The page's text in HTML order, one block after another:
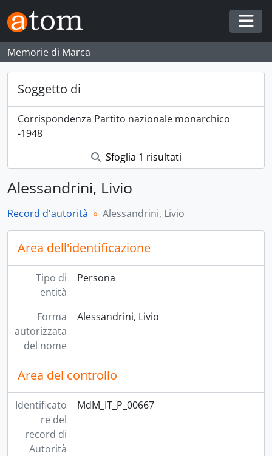
Skip to main content
Memorie di Marca
Soggetto di
Corrispondenza Partito nazionale monarchico
-1948
Sfoglia 1 risultati
Alessandrini, Livio
Record d'autorità Alessandrini, Livio
Area dell'identificazione
Tipo di
entità
Persona
Forma
autorizzata
del nome
Alessandrini, Livio
Area del controllo
Identificato
re del
record di
Autorità
MdM_IT_P_00667